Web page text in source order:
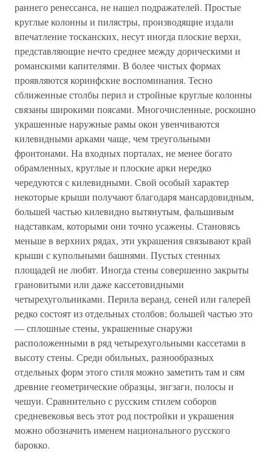
раннего ренессанса, не нашел подражателей. Простые
круглые колонны и пилястры, производящие издали
впечатление тосканских, несут иногда плоские верхи,
представляющие нечто среднее между дорическими и
романскими капителями. В более чистых формах
проявляются коринфские воспоминания. Тесно
сближенные столбы перил и стройные круглые колонны
связаны широкими поясами. Многочисленные, роскошно
украшенные наружные рамы окон увенчиваются
килевидными арками чаще, чем треугольными
фронтонами. На входных порталах, не менее богато
обрамленных, круглые и плоские арки нередко
чередуются с килевидными. Свой особый характер
некоторые крыши получают благодаря мансардовидным,
большей частью килевидно вытянутым, фальшивым
надставкам, которыми они точно усажены. Становясь
меньше в верхних рядах, эти украшения связывают край
крыши с купольными башнями. Пустых стенных
площадей не любят. Иногда стены совершенно закрыты
грановитыми или даже кассетовидными
четырехугольниками. Перила веранд, сеней или галерей
редко состоят из отдельных столбов; большей частью это
— сплошные стены, украшенные снаружи
расположенными в ряд четырехугольными кассетами в
высоту стены. Среди обильных, разнообразных
отдельных форм этого стиля можно заметить там и сям
древние геометрические образцы, зигзаги, полосы и
чешуи. Сравнительно с русским стилем соборов
средневековья весь этот род постройки и украшения
можно обозначить именем национального русского
барокко.